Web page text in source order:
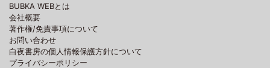
BUBKA WEBとは
会社概要
著作権/免責事項について
お問い合わせ
白夜書房の個人情報保護方針について
プライバシーポリシー